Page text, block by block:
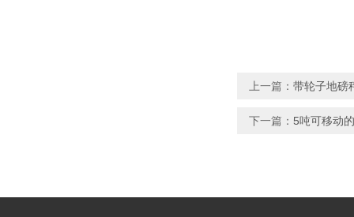
上一篇： 带轮子地磅
下一篇： 5吨可移动